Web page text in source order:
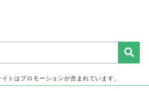
イトはプロモーションが含まれています。